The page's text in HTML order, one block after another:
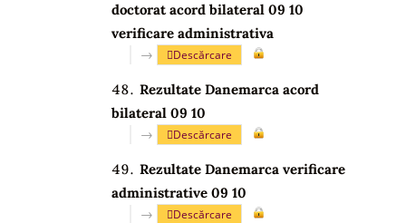
doctorat acord bilateral 09 10
verificare administrativa
→ Descărcare
Rezultate Danemarca acord
bilateral 09 10
→ Descărcare
Rezultate Danemarca verificare
administrative 09 10
→ Descărcare